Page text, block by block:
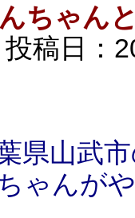
ちゃん
投稿日：
県山武
ゃんが